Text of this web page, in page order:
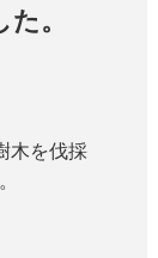
。
木を伐採